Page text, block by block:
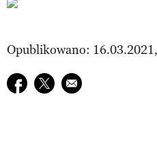
Opublikowano:
Udostępnij na facebook
Udostępnij na twitter
E-mail do